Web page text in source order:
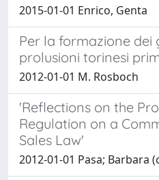
2015-01-01 Enrico, Genta
Per la formazione dei
prolusioni torinesi
2012-01-01 M. Rosboch
'Reflections on the
Regulation on a
Sales Law'
2012-01-01 Pasa; Barbara